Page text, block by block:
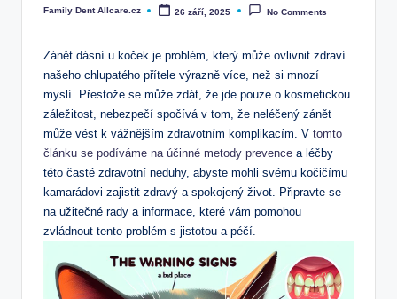
Posted
Family Dent Allcare.cz 26 září, 2025 No Comments
Zánět dásní u koček je problém, který může ovlivnit zdraví
našeho chlupatého přítele výrazně více, než si mnozí
myslí. Přestože se může zdát, že jde pouze o kosmetickou
záležitost, nebezpečí spočívá v tom, že neléčený zánět
může vést k vážnějším zdravotním komplikacím. V tomto
článku se podíváme na účinné metody prevence a léčby
této časté zdravotní neduhy, abyste mohli svému kočičímu
kamarádovi zajistit zdravý a spokojený život. Připravte se
na užitečné rady a informace, které vám pomohou
zvládnout tento problém s jistotou a péčí.